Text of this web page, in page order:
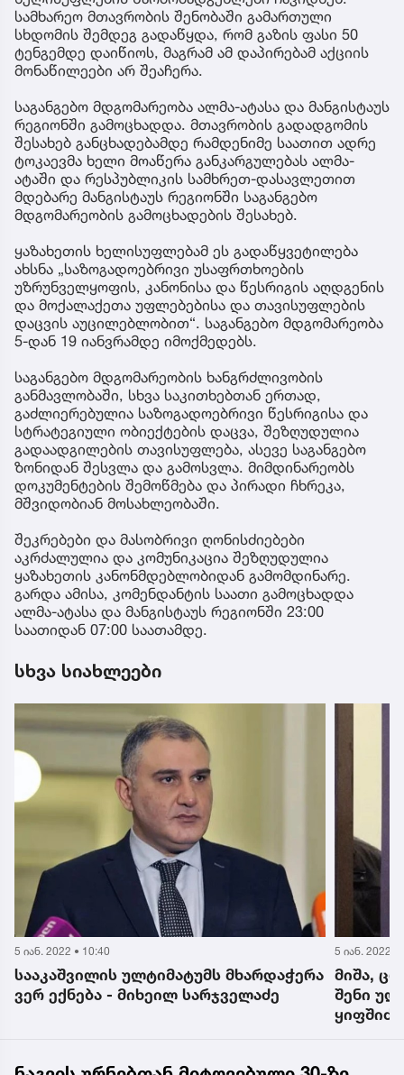
სამხარეო მთავრობის შენობაში გამართული
სხდომის შემდეგ გადაწყდა, რომ გაზის ფასი 50
ტენგემდე დაიწიოს, მაგრამ ამ დაპირებამ ​აქციის
მონაწილეები არ შეაჩერა.
საგანგებო მდგომარეობა ალმა-ატასა და მანგისტაუს
რეგიონში გამოცხადდა. მთავრობის გადადგომის
შესახებ განცხადებამდე რამდენიმე საათით ადრე
ტოკაევმა ხელი მოაწერა განკარგულებას ალმა-
ატაში და რესპუბლიკის სამხრეთ-დასავლეთით
მდებარე მანგისტაუს რეგიონში საგანგებო
მდგომარეობის გამოცხადების შესახებ.
ყაზახეთის ხელისუფლებამ ეს გადაწყვეტილება
ახსნა „საზოგადოებრივი უსაფრთხოების
უზრუნველყოფის, კანონისა და წესრიგის აღდგენის
და მოქალაქეთა უფლებებისა და თავისუფლების
დაცვის აუცილებლობით“. საგანგებო მდგომარეობა
5-დან 19 იანვრამდე იმოქმედებს.
საგანგებო მდგომარეობის ხანგრძლივობის
განმავლობაში, სხვა საკითხებთან ერთად,
გაძლიერებულია საზოგადოებრივი წესრიგისა და
სტრატეგიული ობიექტების დაცვა, შეზღუდულია
გადაადგილების თავისუფლება, ასევე საგანგებო
ზონიდან შესვლა და გამოსვლა. მიმდინარეობს
დოკუმენტების შემოწმება და პირადი ჩხრეკა,
მშვიდობიან მოსახლეობაში.
შეკრებები და მასობრივი ღონისძიებები
აკრძალულია და კომუნიკაცია შეზღუდულია
ყაზახეთის კანონმდებლობიდან გამომდინარე.
გარდა ამისა, კომენდანტის საათი გამოცხადდა
ალმა-ატასა და მანგისტაუს რეგიონში 23:00
საათიდან 07:00 საათამდე.​
სხვა სიახლეები
5 იან. 2022 • 10:40
სააკაშვილის ულტიმატუმს მხარდაჭერა
ვერ ექნება - მიხეილ სარჯველაძე
5 იან. 2022 •
მიშა,
შენი